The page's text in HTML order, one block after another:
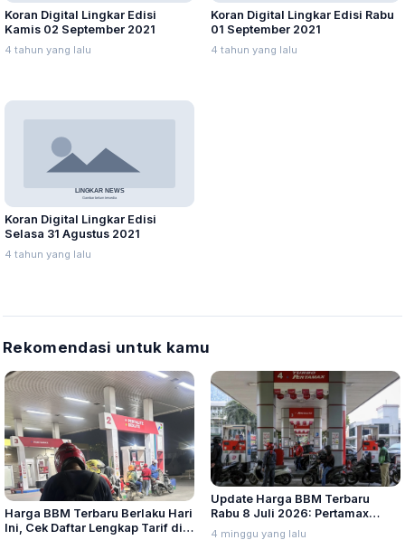
Koran Digital Lingkar Edisi
Kamis 02 September 2021
4 tahun yang lalu
Koran Digital Lingkar Edisi Rabu
01 September 2021
4 tahun yang lalu
Koran Digital Lingkar Edisi
Selasa 31 Agustus 2021
4 tahun yang lalu
Rekomendasi untuk kamu
Harga BBM Terbaru Berlaku Hari
Ini, Cek Daftar Lengkap Tarif di
Update Harga BBM Terbaru
Rabu 8 Juli 2026: Pertamax
Turbo, Dexlite, dan Pertamina
4 minggu yang lalu